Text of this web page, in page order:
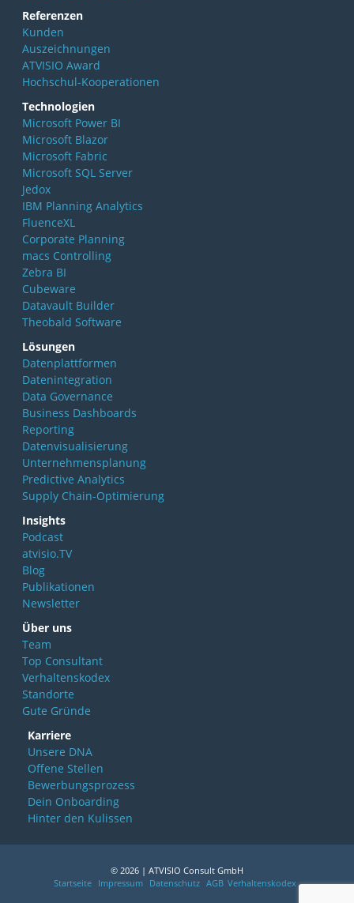
Referenzen
Kunden
Auszeichnungen
ATVISIO Award
Hochschul-Kooperationen
Technologien
Microsoft Power BI
Microsoft Blazor
Microsoft Fabric
Microsoft SQL Server
Jedox
IBM Planning Analytics
FluenceXL
Corporate Planning
macs Controlling
Zebra BI
Cubeware
Datavault Builder
Theobald Software
Lösungen
Datenplattformen
Datenintegration
Data Governance
Business Dashboards
Reporting
Datenvisualisierung
Unternehmensplanung
Predictive Analytics
Supply Chain-Optimierung
Insights
Podcast
atvisio.TV
Blog
Publikationen
Newsletter
Über uns
Team
Top Consultant
Verhaltenskodex
Standorte
Gute Gründe
Karriere
Unsere DNA
Offene Stellen
Bewerbungsprozess
Dein Onboarding
Hinter den Kulissen
© 2026 | ATVISIO Consult GmbH
Startseite Impressum Datenschutz AGB Verhaltenskodex